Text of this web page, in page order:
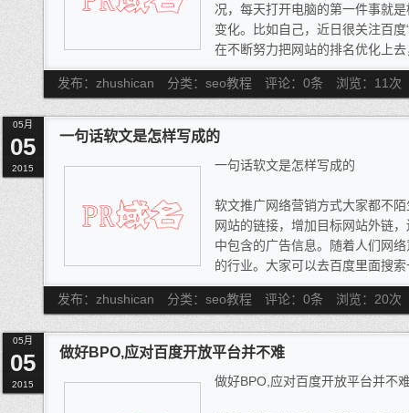
访问，也就是一千个潜在客户看
吗?其实理论和实际的情况还存在
况，每天打开电脑的第一件事就
变化。比如自己，近日很关注百
在不断努力把网站的排名优化上
名呢?
从网站内部优化和外部优化两
可以直观的理解为，究竟是网站
部优化对百度排名的作用大?到底
发布：zhushican 分类：seo教程 评论：0条 浏览： 11 次
05月
05
2015
一句话软文是怎样写成的
一句话软文是怎样写成的
软文推广网络营销方式大家都不
网站的链接，增加目标网站外链
中包含的广告信息。随着人们网
的行业。大家可以去百度里面搜
册了百度推广，说明软文推广的
对于个人站长来说，尤其是希
技术，郭烨晔觉得可以依靠软文
写几笔文章，对于网站的免费推
质量的软文来，效果没准比天天
发布：zhushican 分类：seo教程 评论：0条 浏览： 20次
05月
05
2015
做好BPO,应对百度开放平台并不难
做好BPO,应对百度开放平台并不